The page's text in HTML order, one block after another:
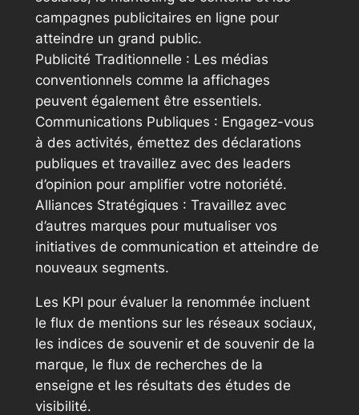
campagnes publicitaires en ligne pour
atteindre un grand public.
Publicité Traditionnelle : Les médias
conventionnels comme la affichages
peuvent également être essentiels.
Communications Publiques : Engagez-vous
à des activités, émettez des déclarations
publiques et travaillez avec des leaders
d’opinion pour amplifier votre notoriété.
Alliances Stratégiques : Travaillez avec
d’autres marques pour mutualiser vos
initiatives de communication et atteindre de
nouveaux segments.
Les KPI pour évaluer la renommée incluent
le flux de mentions sur les réseaux sociaux,
les indices de souvenir et de souvenir de la
marque, le flux de recherches de la
enseigne et les résultats des études de
visibilité.